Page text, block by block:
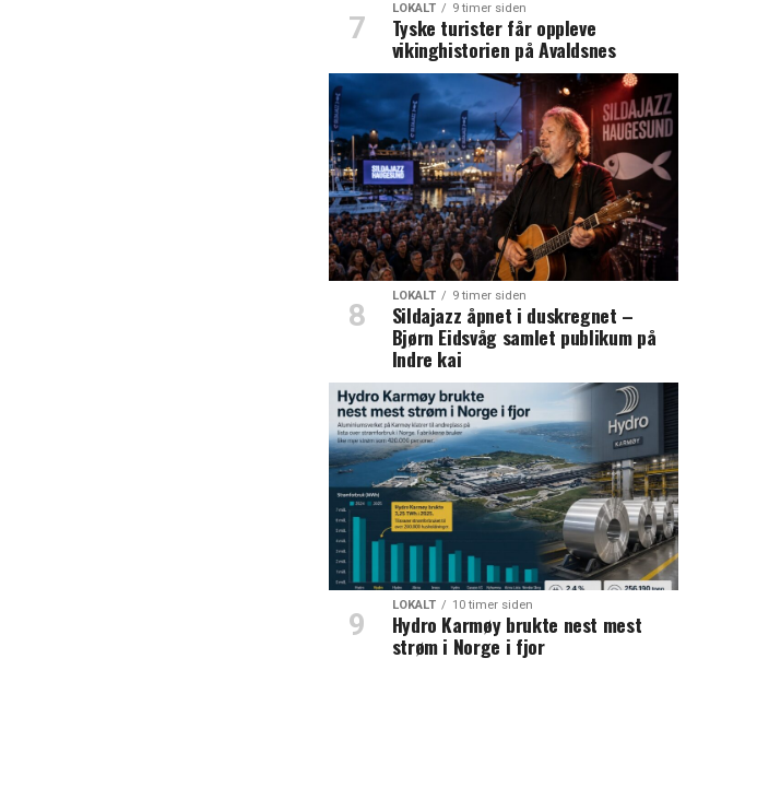
LOKALT 9 timer siden
Tyske turister får oppleve
vikinghistorien på Avaldsnes
LOKALT 9 timer siden
Sildajazz åpnet i duskregnet –
Bjørn Eidsvåg samlet publikum på
Indre kai
LOKALT 10 timer siden
Hydro Karmøy brukte nest mest
strøm i Norge i fjor